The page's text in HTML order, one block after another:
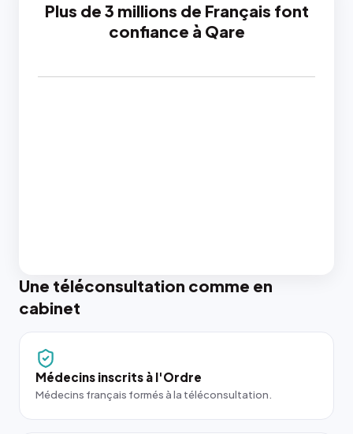
Plus de 3 millions de Français font
confiance à Qare
Une téléconsultation comme en
cabinet
Médecins inscrits à l'Ordre
Médecins français formés à la téléconsultation.